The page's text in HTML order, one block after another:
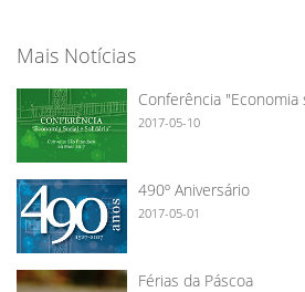
Mais Notícias
Conferência "Economia
2017-05-10
490º Aniversário
2017-05-01
Férias da Páscoa